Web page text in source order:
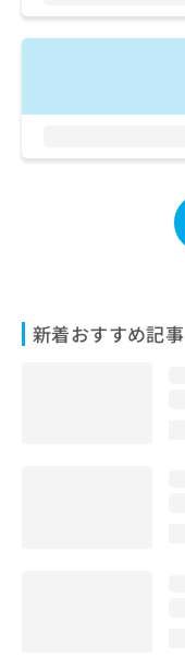
新着おすすめ記事
お
問
こ